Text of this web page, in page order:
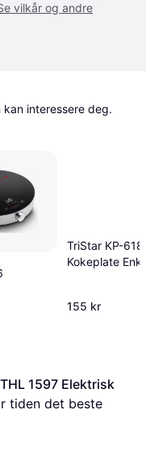
vilkår og andre
TriStar KP-
Kokeplate
155 kr
1597 Elektrisk
tiden det beste